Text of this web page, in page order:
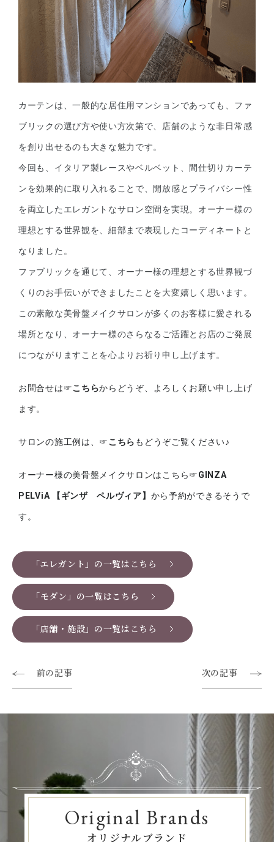
カーテンは、一般的な居住用マンションであっても、ファ
ブリックの選び方や使い方次第で、店舗のような非日常感
を創り出せるのも大きな魅力です。
今回も、イタリア製レースやベルベット、間仕切りカーテ
ンを効果的に取り入れることで、開放感とプライバシー性
を両立したエレガントなサロン空間を実現。オーナー様の
理想とする世界観を、細部まで表現したコーディネートと
なりました。
ファブリックを通じて、オーナー様の理想とする世界観づ
くりのお手伝いができましたことを大変嬉しく思います。
この素敵な美骨盤メイクサロンが多くのお客様に愛される
場所となり、オーナー様のさらなるご活躍とお店のご発展
につながりますことを心よりお祈り申し上げます。
お問合せは☞こちらからどうぞ、よろしくお願い申し上げ
ます。
サロンの施工例は、☞こちら もどうぞご覧ください♪
オーナー様の美骨盤メイクサロンはこちら☞GINZA
PELViA 【ギンザ ペルヴィア】 から予約ができるそうで
す。
「エレガント」の一覧はこちら
「モダン」の一覧はこちら
「店舗・施設」の一覧はこちら
前の記事 次の記事
Original Brands
オリジナルブランド